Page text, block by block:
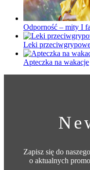
Odporność – mity I
Leki
Apteczka na wakacje
Zapisz się do
o aktualnych